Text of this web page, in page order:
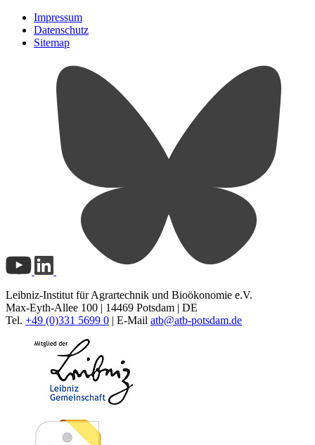
Impressum
Datenschutz
Sitemap
Leibniz-Institut für Agrartechnik und Bioökonomie e.V.
Max-Eyth-Allee 100 | 14469 Potsdam | DE
Tel. +49 (0)331 5699 0 | E-Mail atb@atb-potsdam.de